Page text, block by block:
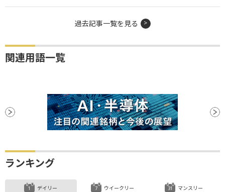
過去記事一覧を見る
関連用語一覧
ランキング
デイリー ウイークリー マンスリー